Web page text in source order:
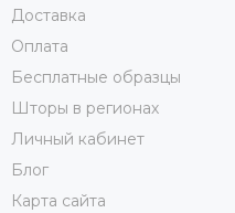
Доставка
Оплата
Бесплатные образцы
Шторы в регионах
Личный кабинет
Блог
Карта сайта